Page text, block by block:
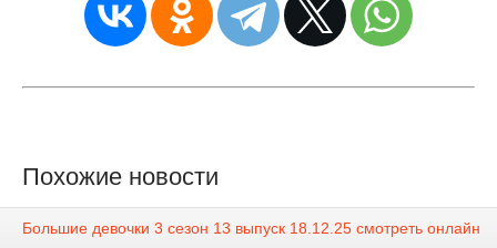
Похожие новости
Большие девочки 3 сезон 13 выпуск 18.12.25 смотреть онлайн